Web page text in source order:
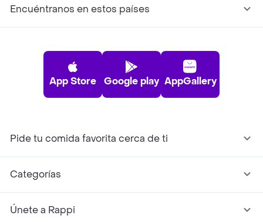
Encuéntranos en estos países
App Store Google play AppGallery
Pide tu comida favorita cerca de ti
Categorías
Únete a Rappi